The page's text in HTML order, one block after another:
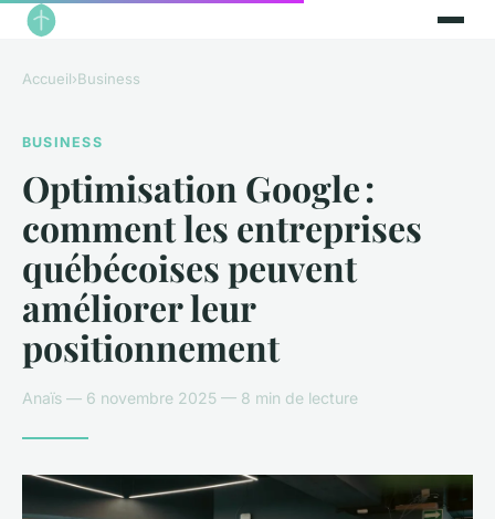
Accueil›Business
BUSINESS
Optimisation Google :
comment les entreprises
québécoises peuvent
améliorer leur
positionnement
Anaïs — 6 novembre 2025 — 8 min de lecture